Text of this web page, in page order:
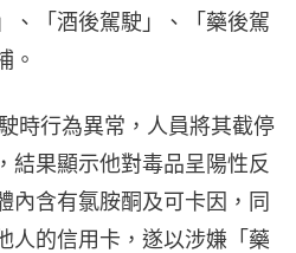
、「酒後駕駛」、「藥後駕
。
時行為異常，人員將其截停
結果顯示他對毒品呈陽性反
內含有氯胺酮及可卡因，同
人的信用卡，遂以涉嫌「藥